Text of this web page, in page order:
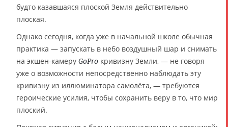
будто казавшаяся плоской Земля действительно
плоская.
Однако сегодня, когда уже в начальной школе обычная
практика — запускать в небо воздушный шар и снимать
на экшен-камеру GoPro кривизну Земли, — не говоря
уже о возможности непосредственно наблюдать эту
кривизну из иллюминатора самолёта, — требуются
героические усилия, чтобы сохранить веру в то, что мир
плоский.